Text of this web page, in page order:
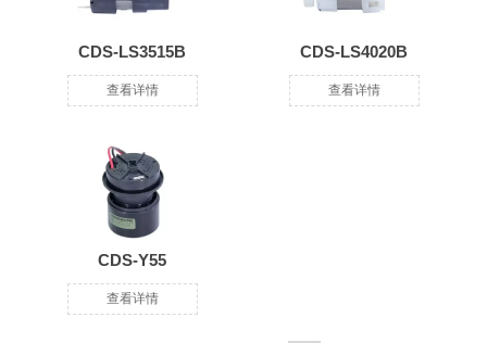
CDS-LS3515B
查看详情
CDS-LS4020B
查看详情
CDS-Y55
查看详情